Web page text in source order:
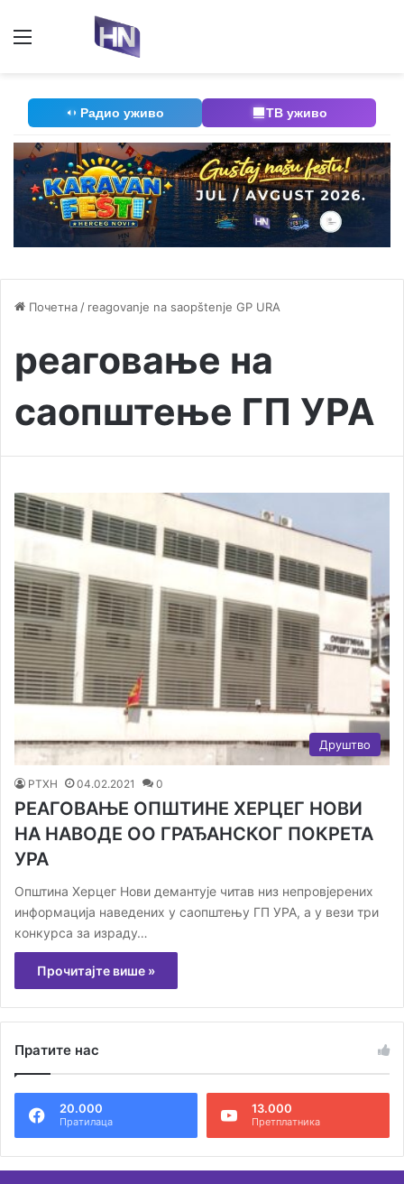
Радио уживо ТВ уживо
Почетна / reagovanje na saopštenje GP URA
реаговање на
саопштење ГП УРА
Друштво
РТХН 04.02.2021 0
РЕАГОВАЊЕ ОПШТИНЕ ХЕРЦЕГ НОВИ
НА НАВОДЕ ОО ГРАЂАНСКОГ ПОКРЕТА
УРА
Општина Херцег Нови демантује читав низ непровјерених
информација наведених у саопштењу ГП УРА, а у вези три
конкурса за израду…
Прочитајте више »
Пратите нас
20.000
Пратилаца
13.000
Претплатника